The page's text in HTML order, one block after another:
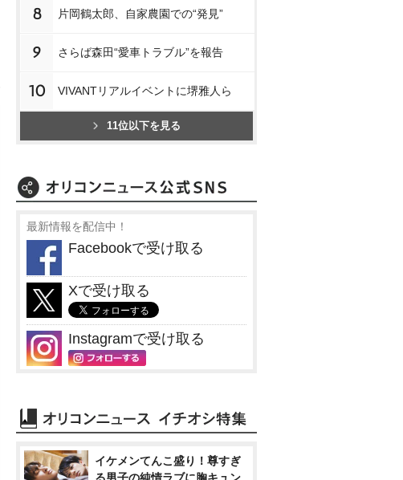
8 片岡鶴太郎、自家農園での“発見”
9 さらば森田“愛車トラブル”を報告
10 VIVANTリアルイベントに堺雅人ら
11位以下を見る
最新情報を配信中！
Facebookで受け取る
Xで受け取る
Instagramで受け取る
イケメンてんこ盛り！尊すぎ